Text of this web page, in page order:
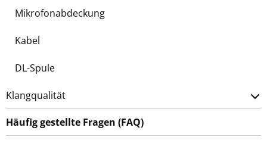
Mikrofonabdeckung
Kabel
DL-Spule
Klangqualität
Häufig gestellte Fragen (FAQ)